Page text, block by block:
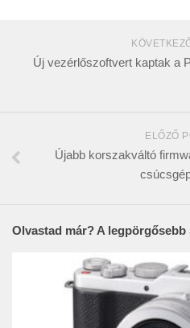
Új vezérlőszoftvert kaptak a
ELŐZŐ
Újabb korszakváltó
Olvastad már? A legpörgősebb